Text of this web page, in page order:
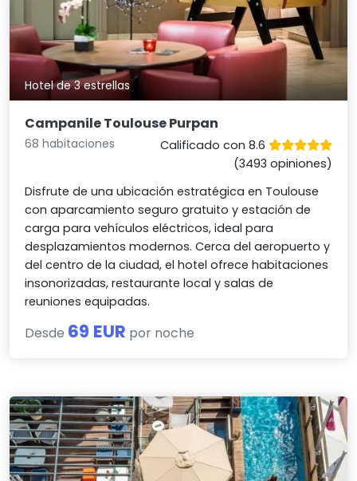
Hotel de 3 estrellas
Campanile Toulouse Purpan
68 habitaciones
Calificado con 8.6
(3493 opiniones)
Disfrute de una ubicación estratégica en Toulouse
con aparcamiento seguro gratuito y estación de
carga para vehículos eléctricos, ideal para
desplazamientos modernos. Cerca del aeropuerto y
del centro de la ciudad, el hotel ofrece habitaciones
insonorizadas, restaurante local y salas de
reuniones equipadas.
Desde 69 EUR por noche